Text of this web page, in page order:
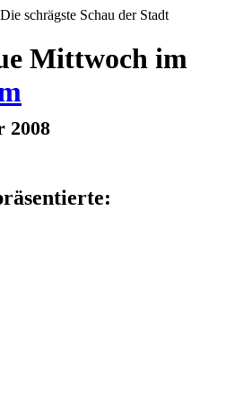
Mittwoch im
2008